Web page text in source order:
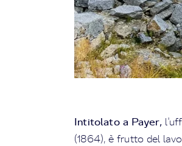
Intitolato a Payer,
(1864), è frutto del